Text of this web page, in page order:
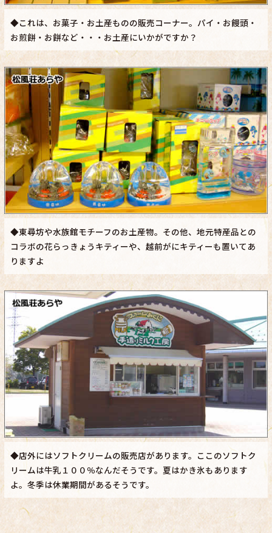
◆これは、お菓子・お土産ものの販売コーナー。パイ・お饅頭・
お煎餅・お餅など・・・お土産にいかがですか？
◆東尋坊や水族館モチーフのお土産物。その他、地元特産品との
コラボの花らっきょうキティーや、越前がにキティーも置いてあ
りますよ
◆店外にはソフトクリームの販売店があります。ここのソフトク
リームは牛乳１００％なんだそうです。夏はかき氷もあります
よ。冬季は休業期間があるそうです。